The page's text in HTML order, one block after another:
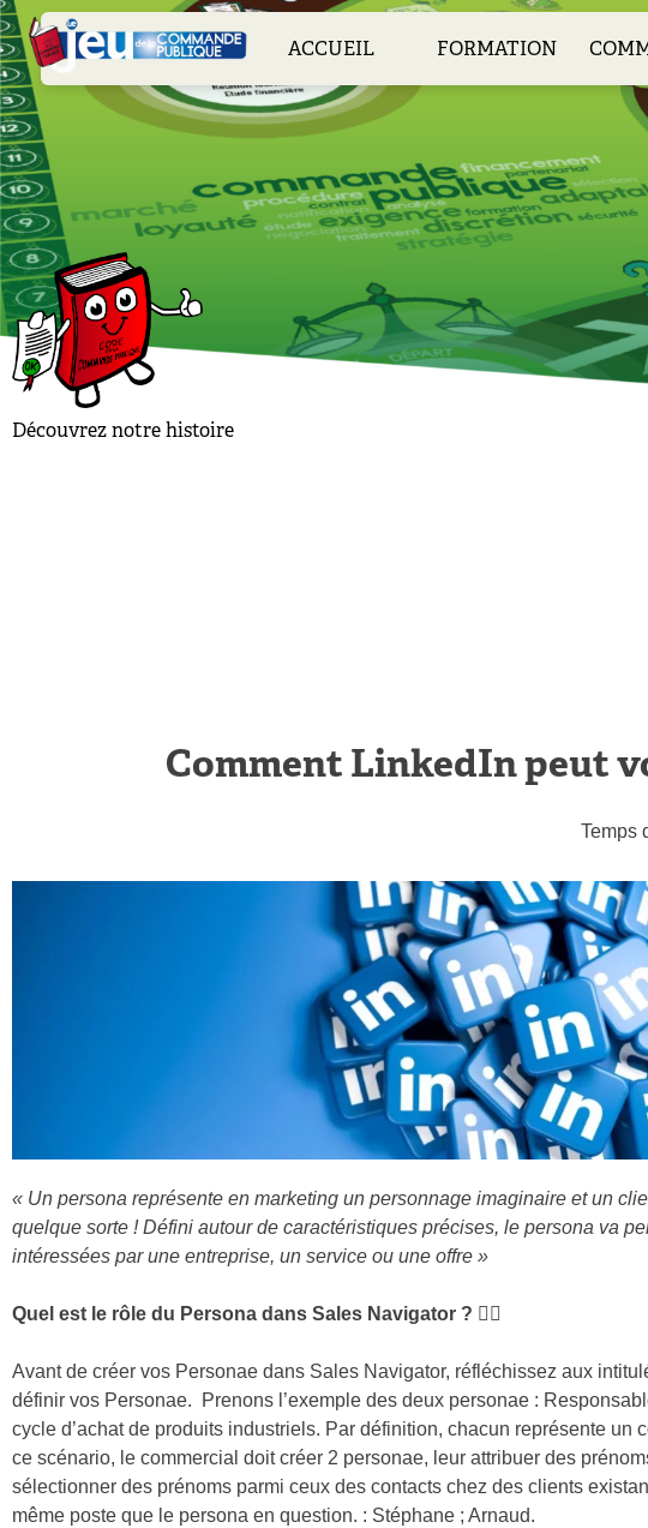
ACCUEIL FORMATION
Découvrez notre histoire
Comment LinkedIn peut
Temps
« Un persona représente en marketing un personnage imaginaire et un
quelque sorte ! Défini autour de caractéristiques précises, le persona va
intéressées par une entreprise, un service ou une offre »
Quel est le rôle du Persona dans Sales Navigator ? 🙇‍♀️
Avant de créer vos Personae dans Sales Navigator, réfléchissez aux
définir vos Personae. Prenons l’exemple des deux personae :
cycle d’achat de produits industriels. Par définition, chacun représente
ce scénario, le commercial doit créer 2 personae, leur attribuer des
sélectionner des prénoms parmi ceux des contacts chez des clients
même poste que le persona en question. : Stéphane ; Arnaud.